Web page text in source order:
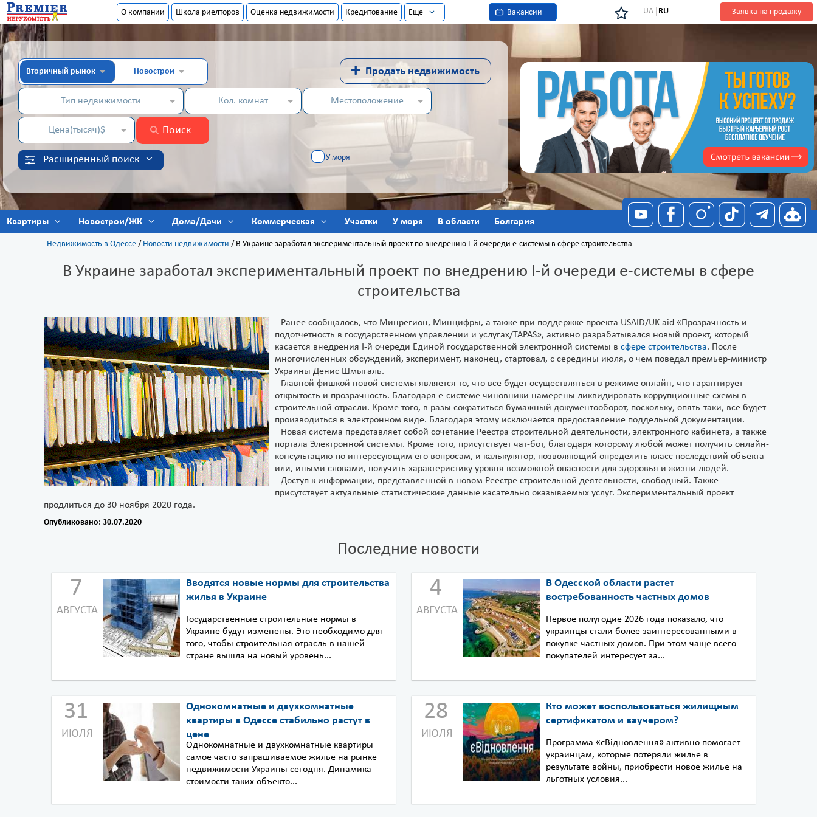
О компании Школа риелторов Оценка недвижимости Кредитование Еще Вакансии UA RU Заявка на продажу
Вторичный рынок Новострои + Продать недвижимость
Тип недвижимости Кол. комнат Местоположение
Цена(тысяч)$ Поиск
Расширенный поиск У моря
Квартиры Новострои/ЖК Дома/Дачи Коммерческая Участки У моря В области Болгария
Недвижимость в Одессе / Новости недвижимости / В Украине заработал экспериментальный проект по внедрению I-й очереди е-системы в сфере строительства
В Украине заработал экспериментальный проект по внедрению I-й очереди е-системы в сфере
строительства
Ранее сообщалось, что Минрегион, Минцифры, а также при поддержке проекта USAID/UK aid «Прозрачность и
подотчетность в государственном управлении и услугах/TAPAS», активно разрабатывался новый проект, который
касается внедрения I-й очереди Единой государственной электронной системы в сфере строительства. После
многочисленных обсуждений, эксперимент, наконец, стартовал, с середины июля, о чем поведал премьер-министр
Украины Денис Шмыгаль.
Главной фишкой новой системы является то, что все будет осуществляться в режиме онлайн, что гарантирует
открытость и прозрачность. Благодаря е-системе чиновники намерены ликвидировать коррупционные схемы в
строительной отрасли. Кроме того, в разы сократиться бумажный документооборот, поскольку, опять-таки, все будет
производиться в электронном виде. Благодаря этому исключается предоставление поддельной документации.
Новая система представляет собой сочетание Реестра строительной деятельности, электронного кабинета, а также
портала Электронной системы. Кроме того, присутствует чат-бот, благодаря которому любой может получить онлайн-
консультацию по интересующим его вопросам, и калькулятор, позволяющий определить класс последствий объекта
или, иными словами, получить характеристику уровня возможной опасности для здоровья и жизни людей.
Доступ к информации, представленной в новом Реестре строительной деятельности, свободный. Также
присутствует актуальные статистические данные касательно оказываемых услуг. Экспериментальный проект
продлиться до 30 ноября 2020 года.
Опубликовано: 30.07.2020
Последние новости
7
АВГУСТА
Вводятся новые нормы для строительства
жилья в Украине
Государственные строительные нормы в
Украине будут изменены. Это необходимо для
того, чтобы строительная отрасль в нашей
стране вышла на новый уровень...
4
АВГУСТА
В Одесской области растет
востребованность частных домов
Первое полугодие 2026 года показало, что
украинцы стали более заинтересованными в
покупке частных домов. При этом чаще всего
покупателей интересует за...
31
ИЮЛЯ
Однокомнатные и двухкомнатные
квартиры в Одессе стабильно растут в
цене
Однокомнатные и двухкомнатные квартиры –
самое часто запрашиваемое жилье на рынке
недвижимости Украины сегодня. Динамика
стоимости таких объекто...
28
ИЮЛЯ
Кто может воспользоваться жилищным
сертификатом и ваучером?
Программа «єВідновлення» активно помогает
украинцам, которые потеряли жилье в
результате войны, приобрести новое жилье на
льготных условия...